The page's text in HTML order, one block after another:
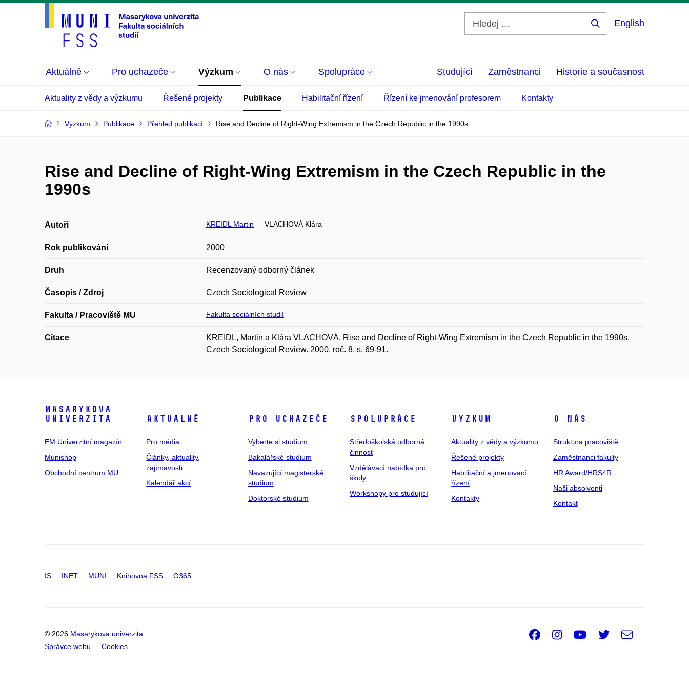
English
Aktuálně Pro uchazeče Výzkum O nás Spolupráce Studující Zaměstnanci Historie a současnost
Aktuality z vědy a výzkumu Řešené projekty Publikace Habilitační řízení Řízení ke jmenování profesorem Kontakty
Výzkum Publikace Přehled publikací Rise and Decline of Right-Wing Extremism in the Czech Republic in the 1990s
Rise and Decline of Right-Wing Extremism in the Czech Republic in the
1990s
Autoři KREIDL Martin VLACHOVÁ Klára
Rok publikování 2000
Druh Recenzovaný odborný článek
Časopis / Zdroj Czech Sociological Review
Fakulta / Pracoviště MU Fakulta sociálních studií
Citace
KREIDL, Martin a Klára VLACHOVÁ. Rise and Decline of Right-Wing Extremism in the Czech Republic in the 1990s.
Czech Sociological Review. 2000, roč. 8, s. 69-91.
Masarykova
univerzita
EM Univerzitní magazín
Munishop
Obchodní centrum MU
Aktuálně
Pro média
Články, aktuality,
zajímavosti
Kalendář akcí
Pro uchazeče
Vyberte si studium
Bakalářské studium
Navazující magisterské
studium
Doktorské studium
Spolupráce
Středoškolská odborná
činnost
Vzdělávací nabídka pro
školy
Workshopy pro studující
Výzkum
Aktuality z vědy a výzkumu
Řešené projekty
Habilitační a jmenovací
řízení
Kontakty
O nás
Struktura pracoviště
Zaměstnanci fakulty
HR Award/HRS4R
Naši absolventi
Kontakt
IS INET MUNI Knihovna FSS O365
© 2026 Masarykova univerzita
Správce webu
Cookies
Facebook
Instagram
Youtube
Twitter
e-